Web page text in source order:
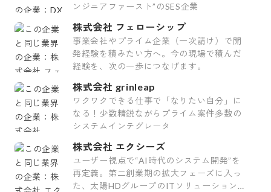
ンジニアファースト”のSES企業
株式会社 フェローシップ
事業会社やプライム企業（一次請け）で開
発経験を積みたい方へ。今の現場で積んだ
経験を、次の一歩につなげます。
株式会社 grinleap
ワクワクできる仕事で「なりたい自分」に
なる！少数精鋭ながらプライム案件多数の
システムインテグレータ
株式会社 エクシーズ
ユーザー視点で“AI時代のシステム開発”を
再定義。第二創業期の拡大フェーズに入っ
た、太陽HDグループのITソリューション企